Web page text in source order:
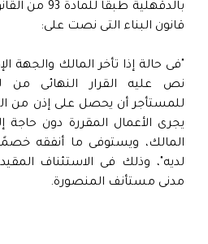
قانون البناء التى نصت على:
"فى حالة إذا تأخر المالك والجهة
نص عليه القرار النهائى من
للمستأجر أن يحصل على إذن من
يجرى الأعمال المقررة دون
المالك، ويستوفى ما أنفقه
مدنى مستأنف المنصورة.